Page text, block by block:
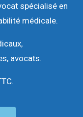
spécialisé en
médicale.
avocats.